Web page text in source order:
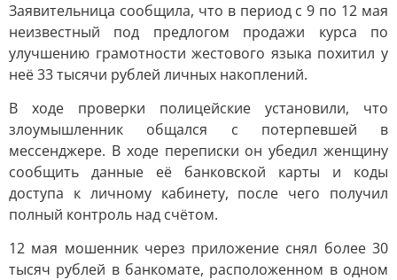
Заявительница сообщила, что в период с 9 по 12 мая
неизвестный под предлогом продажи курса по
улучшению грамотности жестового языка похитил у
неё 33 тысячи рублей личных накоплений.
В ходе проверки полицейские установили, что
злоумышленник общался с потерпевшей в
мессенджере. В ходе переписки он убедил женщину
сообщить данные её банковской карты и коды
доступа к личному кабинету, после чего получил
полный контроль над счётом.
12 мая мошенник через приложение снял более 30
тысяч рублей в банкомате, расположенном в одном